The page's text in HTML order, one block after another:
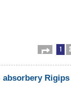
Stránka 1
1 2
absorbery Rigips